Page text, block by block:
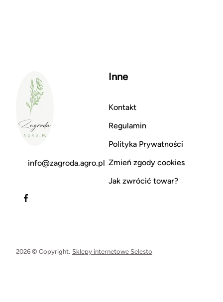
info@zagroda.agro.pl
Inne
Kontakt
Regulamin
Polityka Prywatności
Zmień zgody cookies
Jak zwrócić towar?
2026 © Copyright. Sklepy internetowe Selesto